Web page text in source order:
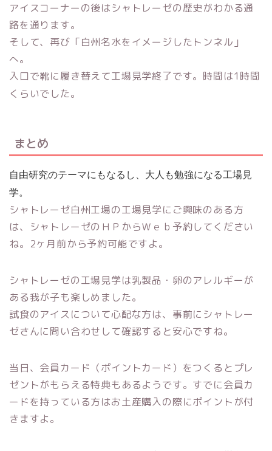
アイスコーナーの後はシャトレーゼの歴史がわかる通
路を通ります。
そして、再び「白州名水をイメージしたトンネル」
へ。
入口で靴に履き替えて工場見学終了です。時間は1時間
くらいでした。
まとめ
自由研究のテーマにもなるし、大人も勉強になる工場見
学。
シャトレーゼ白州工場の工場見学にご興味のある方
は、シャトレーゼのＨＰからＷｅｂ予約してください
ね。2ヶ月前から予約可能ですよ。
シャトレーゼの工場見学は乳製品・卵のアレルギーが
ある我が子も楽しめました。
試食のアイスについて心配な方は、事前にシャトレー
ゼさんに問い合わせして確認すると安心ですね。
当日、会員カード（ポイントカード）をつくるとプレ
ゼントがもらえる特典もあるようです。すでに会員カ
ードを持っている方はお土産購入の際にポイントが付
きますよ。